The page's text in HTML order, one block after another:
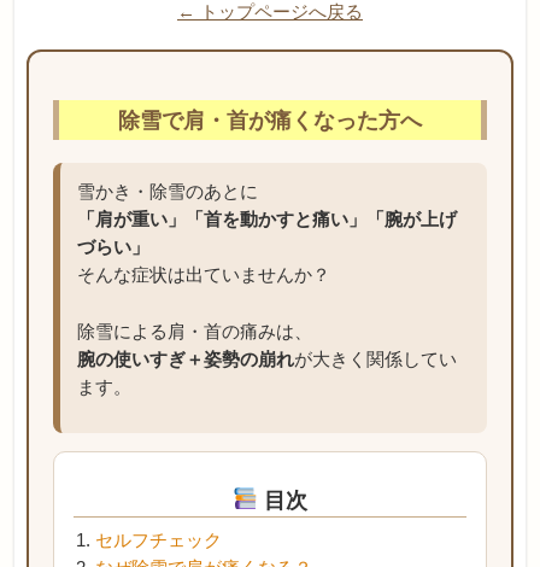
← トップページへ戻る
除雪で肩・首が痛くなった方へ
雪かき・除雪のあとに
「肩が重い」「首を動かすと痛い」「腕が上げ
づらい」
そんな症状は出ていませんか？
除雪による肩・首の痛みは、
腕の使いすぎ＋姿勢の崩れが大きく関係してい
ます。
目次
セルフチェック